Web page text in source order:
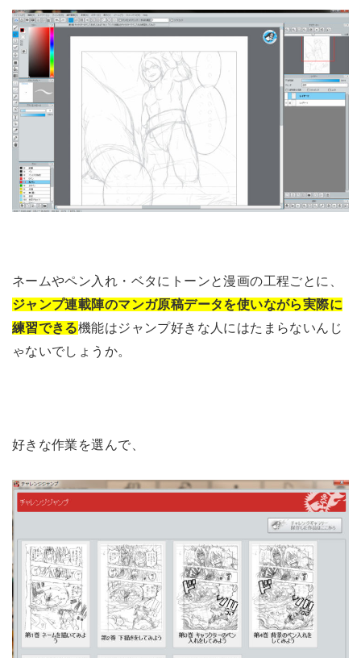
ネームやペン入れ・ベタにトーンと漫画の工程ごとに、
ジャンプ連載陣のマンガ原稿データを使いながら実際に
練習できる機能はジャンプ好きな人にはたまらないんじ
ゃないでしょうか。
好きな作業を選んで、